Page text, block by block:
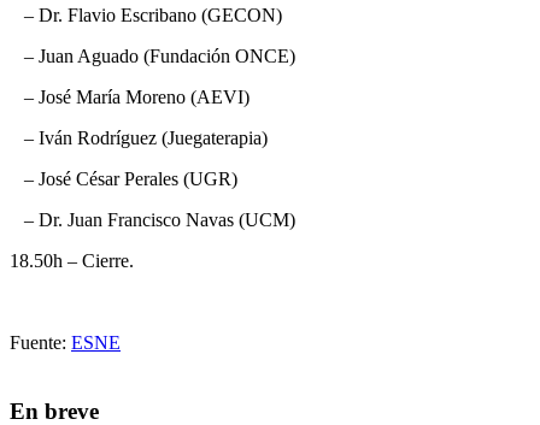
– Dr. Flavio Escribano (GECON)
– Juan Aguado (Fundación ONCE)
– José María Moreno (AEVI)
– Iván Rodríguez (Juegaterapia)
– José César Perales (UGR)
– Dr. Juan Francisco Navas (UCM)
18.50h – Cierre.
Fuente: ESNE
En breve